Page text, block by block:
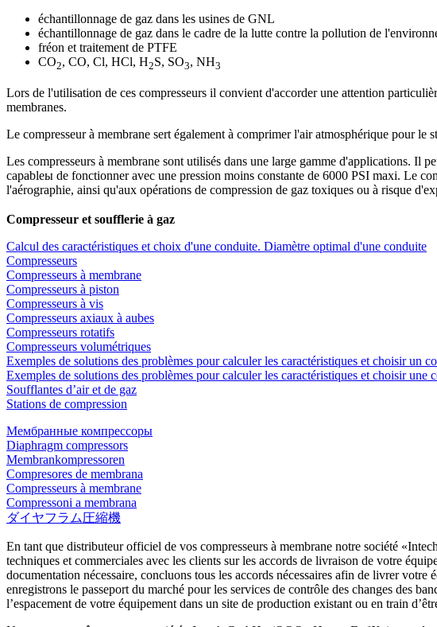
échantillonnage de gaz dans les usines de GNL
échantillonnage de gaz dans le cadre de la lutte contre la pollution de
fréon et traitement de PTFE
СО2, СО, Cl, HCl, H2S, SO3, NH3
Lors de l'utilisation de ces compresseurs il convient d'accorder une attention
membranes.
Le compresseur à membrane sert également à comprimer l'air atmosphérique pour
Les compresseurs à membrane sont utilisés dans une large gamme d'applications. Il
capableы de fonctionner avec une pression moins constante de 6000 PSI maxi. Le
l'aérographie, ainsi qu'aux opérations de compression de gaz toxiques ou à risque
Compresseur et soufflerie à gaz
Calcul des caractéristiques et choix d'une conduite. Diamètre optimal d'une conduite
Compresseurs
Compresseurs à membrane
Compresseurs à piston
Compresseurs à vis
Compresseurs axiaux à aubes
Compresseurs rotatifs
Compresseurs volumétriques
Exemples de solutions des problèmes pour calculer les caractéristiques et choisir un
Exemples de solutions des problèmes pour calculer les caractéristiques et choisir une
Soufflantes d’air et de gaz
Stations de compression
Мембранные компрессоры
Diaphragm compressors
Membrankompressoren
Compresores de membrana
Compresseurs à membrane
Compressoni a membrana
ダイヤフラム圧縮機
En tant que distributeur officiel de vos compresseurs à membrane notre société
techniques et commerciales avec les clients sur les accords de livraison de votre
documentation nécessaire, concluons tous les accords nécessaires afin de livrer
enregistrons le passeport du marché pour les services de contrôle des changes des
l’espacement de votre équipement dans un site de production existant ou en train